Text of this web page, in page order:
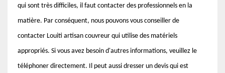
qui sont très difficiles, il faut contacter des professionnels en la
matière. Par conséquent, nous pouvons vous conseiller de
contacter Louiti artisan couvreur qui utilise des matériels
appropriés. Si vous avez besoin d'autres informations, veuillez le
téléphoner directement. Il peut aussi dresser un devis qui est